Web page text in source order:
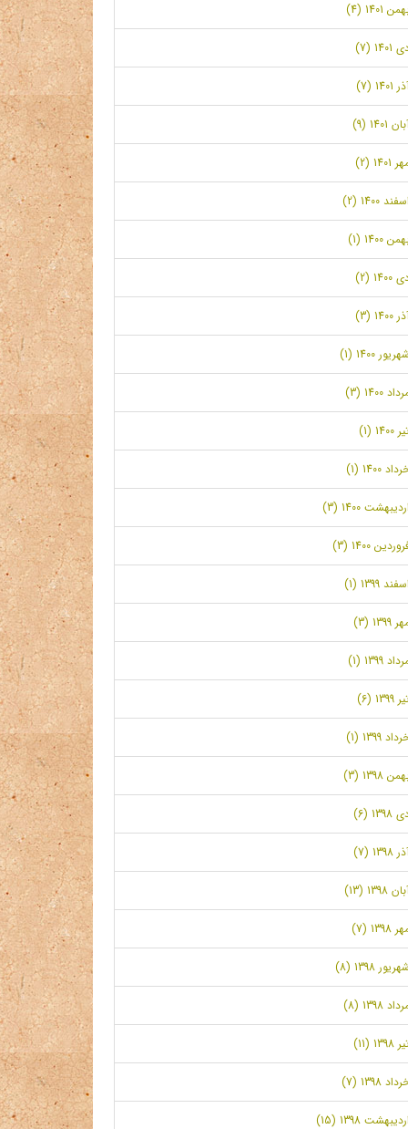
1401 (4)
(7)
1401 (7)
1401 (9)
1401 (2)
اسفند 1400 (2)
1400 (1)
1400 (2)
1400 (3)
شهریور 1400 (1)
1400 (3)
1400 (1)
1400 (1)
اردیبهشت 1400 (3)
1400 (3)
اسفند 1399 (1)
1399 (3)
1399 (1)
1399 (6)
1399 (1)
1398 (3)
1398 (6)
1398 (7)
1398 (13)
1398 (7)
شهریور 1398 (8)
1398 (8)
1398 (11)
1398 (7)
اردیبهشت 1398 (15)